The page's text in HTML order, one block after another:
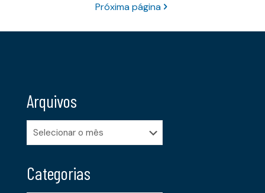
Próxima página
Arquivos
Arquivos
Categorias